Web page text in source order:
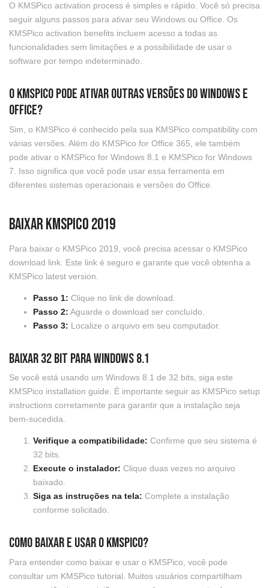
O KMSPico activation process é simples e rápido. Você só precisa
seguir alguns passos para ativar seu Windows ou Office. Os
KMSPico activation benefits incluem acesso a todas as
funcionalidades sem limitações e a possibilidade de usar o
software por tempo indeterminado.
O KMSPico pode ativar outras versões do Windows e
Office?
Sim, o KMSPico é conhecido pela sua KMSPico compatibility com
várias versões. Além do KMSPico for Office 365, ele também
pode ativar o KMSPico for Windows 8.1 e KMSPico for Windows
7. Isso significa que você pode usar essa ferramenta em
diferentes sistemas operacionais e versões do Office.
Baixar KMSPico 2019
Para baixar o KMSPico 2019, você precisa acessar o KMSPico
download link. Este link é seguro e garante que você obtenha a
KMSPico latest version.
Passo 1: Clique no link de download.
Passo 2: Aguarde o download ser concluído.
Passo 3: Localize o arquivo em seu computador.
Baixar 32 bit para Windows 8.1
Se você está usando um Windows 8.1 de 32 bits, siga este
KMSPico installation guide. É importante seguir as KMSPico setup
instructions corretamente para garantir que a instalação seja
bem-sucedida.
Verifique a compatibilidade: Confirme que seu sistema é
32 bits.
Execute o instalador: Clique duas vezes no arquivo
baixado.
Siga as instruções na tela: Complete a instalação
conforme solicitado.
Como baixar e usar o KMSPico?
Para entender como baixar e usar o KMSPico, você pode
consultar um KMSPico tutorial. Muitos usuários compartilham